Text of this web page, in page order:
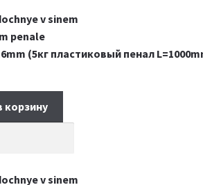
(5кг пластиковый пенал
корзину